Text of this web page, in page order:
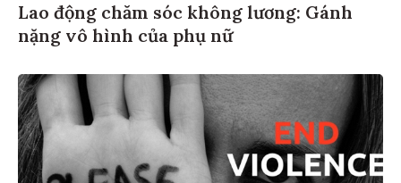
Lao động chăm sóc không lương: Gánh
nặng vô hình của phụ nữ